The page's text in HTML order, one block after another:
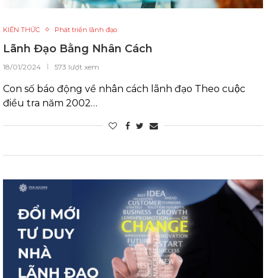
KIẾN THỨC Phát triển lãnh đạo
Lãnh Đạo Bằng Nhân Cách
18/01/2024 573 lượt xem
Con số báo động về nhân cách lãnh đạo Theo cuộc
điều tra năm 2002…